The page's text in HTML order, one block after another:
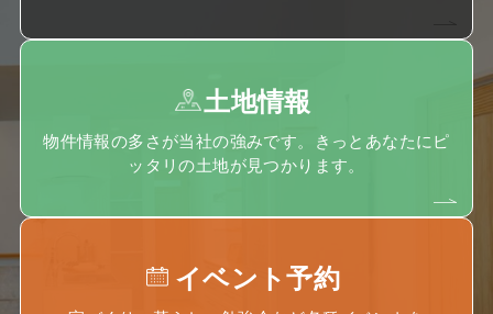
土地情報
物件情報の多さが当社の強みです。きっとあなたにピ
ッタリの土地が見つかります。
イベント予約